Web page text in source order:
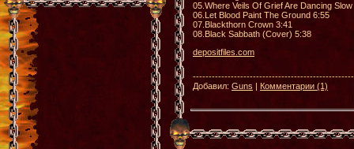
05.Where Veils Of Grief Are Dancing
06.Let Blood Paint The Ground 6:55
07.Blackthorn Crown 3:41
08.Black Sabbath (Cover) 5:38
depositfiles.com
Добавил: Guns | Комментарии (1)